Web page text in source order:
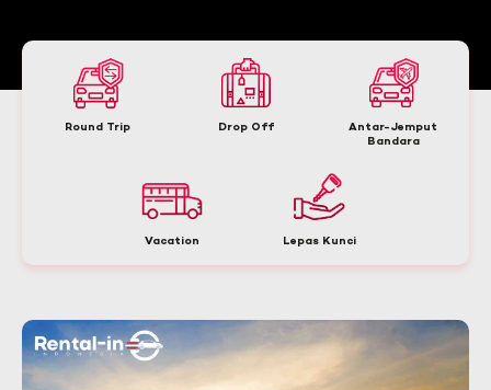
Round Trip Drop Off
Antar-Jemput
Bandara
Vacation Lepas Kunci